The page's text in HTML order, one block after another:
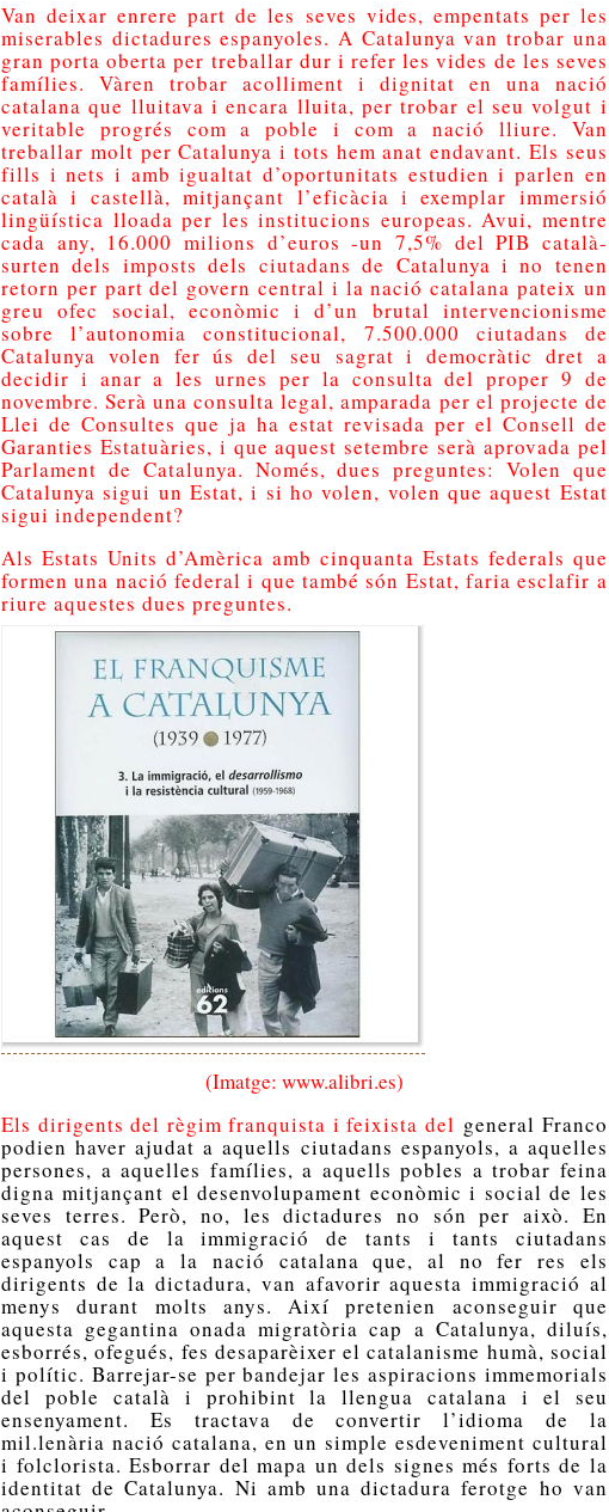
Van deixar enrere part de les seves vides, empentats per les
miserables dictadures espanyoles. A Catalunya van trobar una
gran porta oberta per treballar dur i refer les vides de les seves
famílies. Vàren trobar acolliment i dignitat en una nació
catalana que lluitava i encara lluita, per trobar el seu volgut i
veritable progrés com a poble i com a nació lliure. Van
treballar molt per Catalunya i tots hem anat endavant. Els seus
fills i nets i amb igualtat d’oportunitats estudien i parlen en
català i castellà, mitjançant l’eficàcia i exemplar immersió
lingüística lloada per les institucions europeas. Avui, mentre
cada any, 16.000 milions d’euros -un 7,5% del PIB català-
surten dels imposts dels ciutadans de Catalunya i no tenen
retorn per part del govern central i la nació catalana pateix un
greu ofec social, econòmic i d’un brutal intervencionisme
sobre l’autonomia constitucional, 7.500.000 ciutadans de
Catalunya volen fer ús del seu sagrat i democràtic dret a
decidir i anar a les urnes per la consulta del proper 9 de
novembre. Serà una consulta legal, amparada per el projecte de
Llei de Consultes que ja ha estat revisada per el Consell de
Garanties Estatuàries, i que aquest setembre serà aprovada pel
Parlament de Catalunya. Només, dues preguntes: Volen que
Catalunya sigui un Estat, i si ho volen, volen que aquest Estat
sigui independent?
Als Estats Units d’Amèrica amb cinquanta Estats federals que
formen una nació federal i que també són Estat, faria esclafir a
riure aquestes dues preguntes.
(Imatge: www.alibri.es)
Els dirigents del règim franquista i feixista del general Franco
podien haver ajudat a aquells ciutadans espanyols, a aquelles
persones, a aquelles famílies, a aquells pobles a trobar feina
digna mitjançant el desenvolupament econòmic i social de les
seves terres. Però, no, les dictadures no són per això. En
aquest cas de la immigració de tants i tants ciutadans
espanyols cap a la nació catalana que, al no fer res els
dirigents de la dictadura, van afavorir aquesta immigració al
menys durant molts anys. Així pretenien aconseguir que
aquesta gegantina onada migratòria cap a Catalunya, diluís,
esborrés, ofegués, fes desaparèixer el catalanisme humà, social
i polític. Barrejar-se per bandejar les aspiracions immemorials
del poble català i prohibint la llengua catalana i el seu
ensenyament. Es tractava de convertir l’idioma de la
mil.lenària nació catalana, en un simple esdeveniment cultural
i folclorista. Esborrar del mapa un dels signes més forts de la
identitat de Catalunya. Ni amb una dictadura ferotge ho van